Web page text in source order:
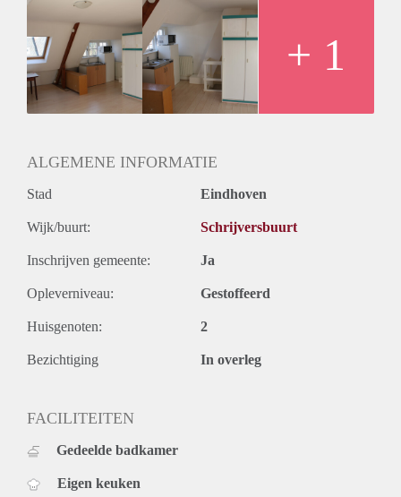
+ 1
ALGEMENE INFORMATIE
Stad Eindhoven
Wijk/buurt: Schrijversbuurt
Inschrijven gemeente: Ja
Opleverniveau: Gestoffeerd
Huisgenoten: 2
Bezichtiging In overleg
FACILITEITEN
Gedeelde badkamer
Eigen keuken